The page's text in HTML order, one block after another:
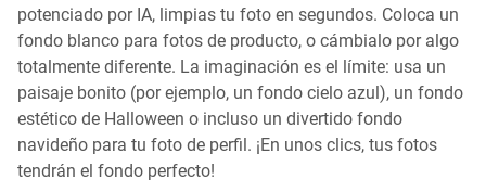
potenciado por IA, limpias tu foto en segundos. Coloca un
fondo blanco para fotos de producto, o cámbialo por algo
totalmente diferente. La imaginación es el límite: usa un
paisaje bonito (por ejemplo, un fondo cielo azul), un fondo
estético de Halloween o incluso un divertido fondo
navideño para tu foto de perfil. ¡En unos clics, tus fotos
tendrán el fondo perfecto!